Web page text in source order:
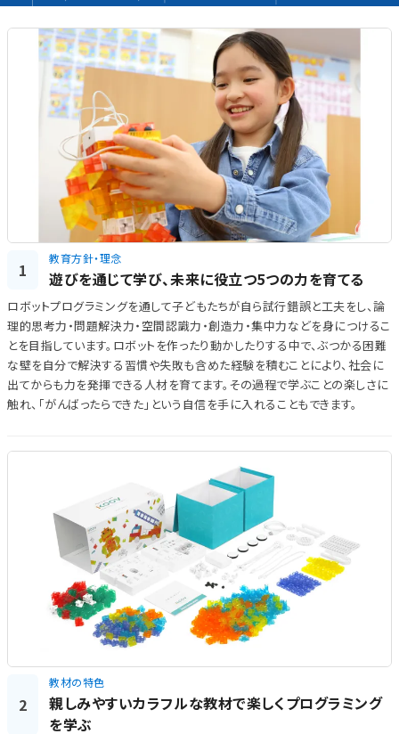
1
教育方針・理念
遊びを通じて学び、未来に役立つ5つの力を育てる
ロボットプログラミングを通して子どもたちが自ら試行錯誤と工夫をし、論
理的思考力・問題解決力・空間認識力・創造力・集中力などを身につけるこ
とを目指しています。ロボットを作ったり動かしたりする中で、ぶつかる困難
な壁を自分で解決する習慣や失敗も含めた経験を積むことにより、社会に
出てからも力を発揮できる人材を育てます。その過程で学ぶことの楽しさに
触れ、「がんばったらできた」という自信を手に入れることもできます。
2
教材の特色
親しみやすいカラフルな教材で楽しくプログラミング
を学ぶ